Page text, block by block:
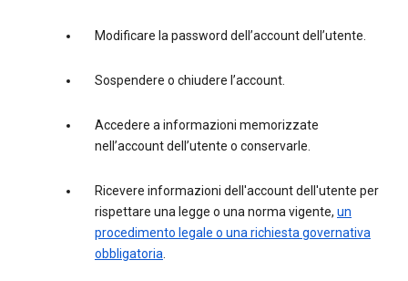
Modificare la password dell’account dell’utente.
Sospendere o chiudere l’account.
Accedere a informazioni memorizzate
nell’account dell’utente o conservarle.
Ricevere informazioni dell'account dell'utente per
rispettare una legge o una norma vigente, un
procedimento legale o una richiesta governativa
obbligatoria.